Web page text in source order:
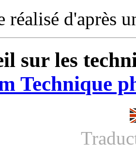
réalisé d'après
sur les
Technique